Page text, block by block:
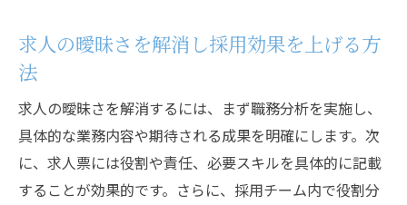
求人の曖昧さを解消し採用効果を上げる方
法
求人の曖昧さを解消するには、まず職務分析を実施し、
具体的な業務内容や期待される成果を明確にします。次
に、求人票には役割や責任、必要スキルを具体的に記載
することが効果的です。さらに、採用チーム内で役割分